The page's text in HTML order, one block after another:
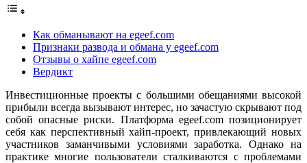
Как обманывают на egeef.com
Признаки развода и обмана у egeef.com
Отзывы о хайпе egeef.com
Вердикт
Инвестиционные проекты с большими обещаниями высокой
прибыли всегда вызывают интерес, но зачастую скрывают под
собой опасные риски. Платформа egeef.com позиционирует
себя как перспективный хайп-проект, привлекающий новых
участников заманчивыми условиями заработка. Однако на
практике многие пользователи сталкиваются с проблемами